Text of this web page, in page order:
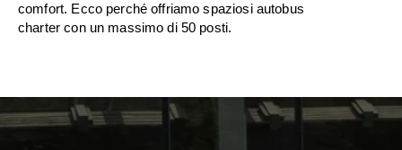
comfort. Ecco perché offriamo spaziosi autobus
charter con un massimo di 50 posti.